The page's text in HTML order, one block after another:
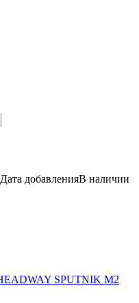
Дата добавленияВ наличии